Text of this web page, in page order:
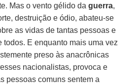
Mas o vento gélido daguerra,
destruição e ódio, abateu-se
as vidas de tantas pessoas e
todos. E enquanto mais uma vez
preso às anacrônicas
nacionalistas, provoca e
pessoas comuns sentem a